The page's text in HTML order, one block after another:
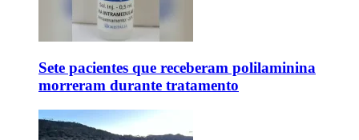
Sete pacientes que receberam polilaminina
morreram durante tratamento